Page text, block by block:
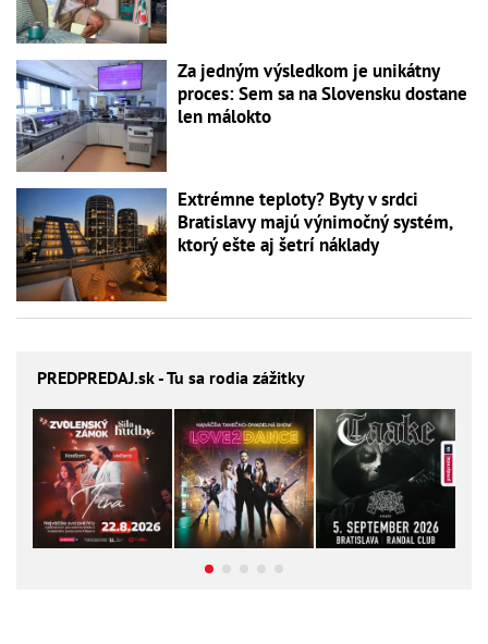
Za jedným výsledkom je unikátny
proces: Sem sa na Slovensku dostane
len málokto
Extrémne teploty? Byty v srdci
Bratislavy majú výnimočný systém,
ktorý ešte aj šetrí náklady
PREDPREDAJ.sk - Tu sa rodia zážitky